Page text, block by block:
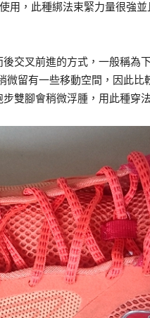
用，此種綁法束緊力量很強
交叉前進的方式，一般稱為
留有一些移動空間，因此比
雙腳會稍微浮腫，用此種穿